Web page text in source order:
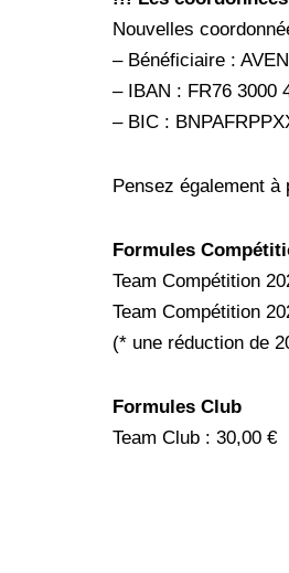
Nouvelles
– Bénéficiaire :
– IBAN : FR76 3000
– BIC :
Pensez également à
Formules
Team Compétition
Team Compétition
(* une réduction de
Formules Club
Team Club : 30,00 €